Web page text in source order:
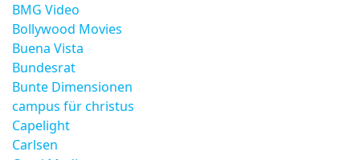
BMG Video
Bollywood Movies
Buena Vista
Bundesrat
Bunte Dimensionen
campus für christus
Capelight
Carlsen